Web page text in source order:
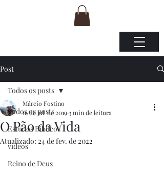
Post
Todos os posts
Estudos Bíblicos
vídeos
Reino de Deus
Todos os posts
O Pão da Vida
Márcio Fostino
16 de jul. de 20193 min de leitura
Atualizado: 24 de fev. de 2022